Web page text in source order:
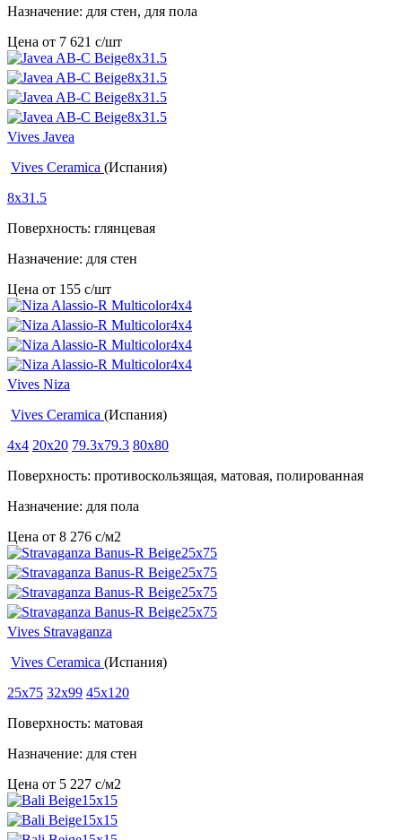
Назначение: для стен, для пола
Цена от 7 621 c/шт
Vives Javea
Vives Ceramica (Испания)
8x31.5
Поверхность: глянцевая
Назначение: для стен
Цена от 155 c/шт
Vives Niza
Vives Ceramica (Испания)
4x4 20x20 79.3x79.3 80x80
Поверхность: противоскользящая, матовая, полированная
Назначение: для пола
Цена от 8 276 c/м2
Vives Stravaganza
Vives Ceramica (Испания)
25x75 32x99 45x120
Поверхность: матовая
Назначение: для стен
Цена от 5 227 c/м2